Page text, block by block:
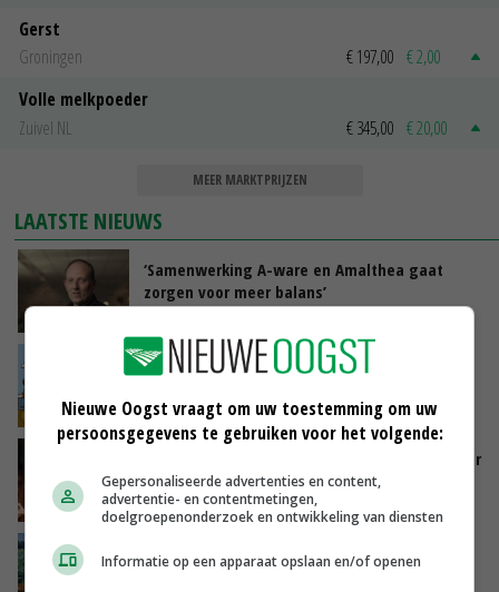
Gerst
Groningen
€ 197,00 € 2,00
Volle melkpoeder
Zuivel NL
€ 345,00 € 20,00
MEER MARKTPRIJZEN
LAATSTE NIEUWS
‘Samenwerking A-ware en Amalthea gaat
zorgen voor meer balans’
Internationale vraag naar geitenzuivel blijft
GISTEREN, 15:33
Vlaamse varkensstapel krimpt, pluimveesector
groeit door schaalvergroting
GISTEREN, 15:20
‘Cijfer jezelf niet weg en doe vooral ook waar
je gelukkig van wordt’
Nieuwe Oogst vraagt om uw toestemming om uw
persoonsgegevens te gebruiken voor het volgende:
Gepersonaliseerde advertenties en content,
advertentie- en contentmetingen,
doelgroepenonderzoek en ontwikkeling van diensten
Informatie op een apparaat opslaan en/of openen